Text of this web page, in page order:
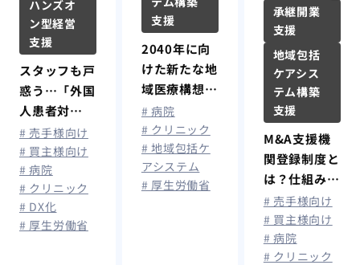
ハンズオ
ン型経営
支援
スタッフも戸
惑う…「外国
人患者対
応」 医療機
関の備えとは
# 売手様向け
# 買主様向け
# 病院
# クリニック
# DX化
# 厚生労働省
支援
2040年に向
けた新たな地
域医療構想の
全体像と注目
ポイント
# 病院
# クリニック
# 地域包括ケ
アシステム
# 厚生労働省
承継開業
支援
地域包括
ケアシス
テム構築
支援
M&A支援機
関登録制度と
は？仕組み・
メリット・登
録要件を解
説！
# 売手様向け
# 買主様向け
# 病院
# クリニック